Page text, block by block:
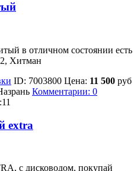
в отличном состоянии есть
Хитман
ID: 7003800 Цена: 11 500 руб
Комментарии: 0
extra
с дисководом, покупай